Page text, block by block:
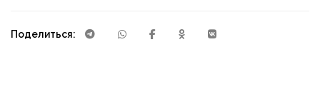
Поделиться: